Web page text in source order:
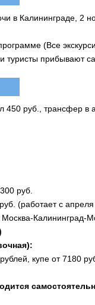
в Калининграде, 2
(Все
туристы прибывают
450 руб., трансфер в
руб.
(работает с апреля
Калининград-
купе от 7180